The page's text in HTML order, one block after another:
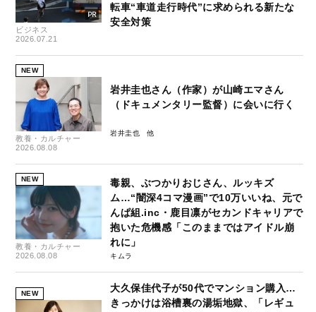
ビジネス
2026.07.21
転車“車道走行時代”に求められる新たな
安全対策
NEW
教養・カルチャー
2026.08.08
岩井圭也さん（作家）が山崎エマさん
（ドキュメンタリー監督）に会いに行く
岩井圭也
NEW
教養・カルチャー
2026.08.08
毒親、ぶつかりおじさん、ルッキズ
ム…“闇深4コマ漫画”で10万いいね、元で
んぱ組.inc・鹿目凛がセカンドキャリアで
抱いた危機感「このままではアイドル崩
れに」
キムラ
NEW
大久保佳代子が50代でマンション購入…
きっかけは浴槽裏の湯垢地獄、「レギュ